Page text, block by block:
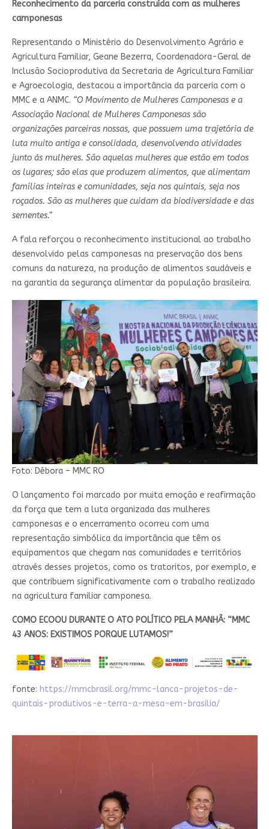
Reconhecimento da parceria construída com as mulheres
camponesas
Representando o Ministério do Desenvolvimento Agrário e
Agricultura Familiar, Geane Bezerra, Coordenadora-Geral de
Inclusão Socioprodutiva da Secretaria de Agricultura Familiar
e Agroecologia, destacou a importância da parceria com o
MMC e a ANMC. “O Movimento de Mulheres Camponesas e a
Associação Nacional de Mulheres Camponesas são
organizações parceiras nossas, que possuem uma trajetória de
luta muito antiga e consolidada, desenvolvendo atividades
junto às mulheres. São aquelas mulheres que estão em todos
os lugares; são elas que produzem alimentos, que alimentam
famílias inteiras e comunidades, seja nos quintais, seja nos
roçados. São as mulheres que cuidam da biodiversidade e das
sementes.”
A fala reforçou o reconhecimento institucional ao trabalho
desenvolvido pelas camponesas na preservação dos bens
comuns da natureza, na produção de alimentos saudáveis e
na garantia da segurança alimentar da população brasileira.
Foto: Débora – MMC RO
O lançamento foi marcado por muita emoção e reafirmação
da força que tem a luta organizada das mulheres
camponesas e o encerramento ocorreu com uma
representação simbólica da importância que têm os
equipamentos que chegam nas comunidades e territórios
através desses projetos, como os tratoritos, por exemplo, e
que contribuem significativamente com o trabalho realizado
na agricultura familiar camponesa.
COMO ECOOU DURANTE O ATO POLÍTICO PELA MANHÃ: “MMC
43 ANOS: EXISTIMOS PORQUE LUTAMOS!”
fonte: https://mmcbrasil.org/mmc-lanca-projetos-de-
quintais-produtivos-e-terra-a-mesa-em-brasilia/